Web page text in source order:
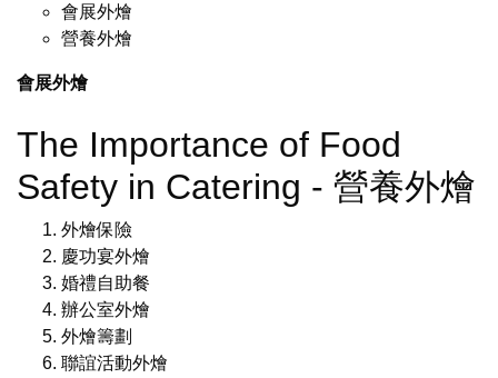
會展外燴
營養外燴
會展外燴
The Importance of Food
Safety in Catering - 營養外燴
外燴保險
慶功宴外燴
婚禮自助餐
辦公室外燴
外燴籌劃
聯誼活動外燴